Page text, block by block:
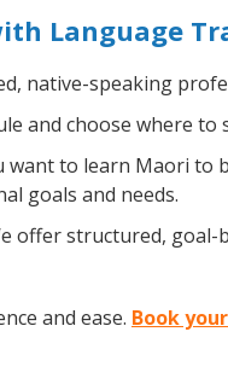
Language
native-speaking
and choose where
want to learn Maori to
goals and needs.
offer structured, goal-
and ease. Book